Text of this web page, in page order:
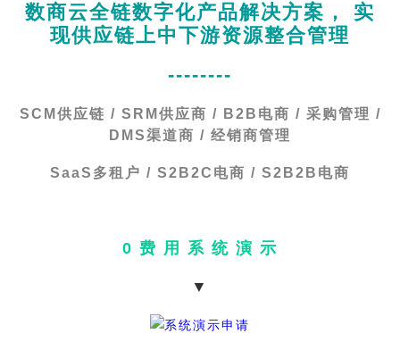
数商云全链数字化产品解决方案， 实
现供应链上中下游资源整合管理
--------
SCM供应链 / SRM供应商 / B2B电商 / 采购管理 /
DMS渠道商 / 经销商管理
SaaS多租户 / S2B2C电商 / S2B2B电商
0 费 用 系 统 演 示
▼